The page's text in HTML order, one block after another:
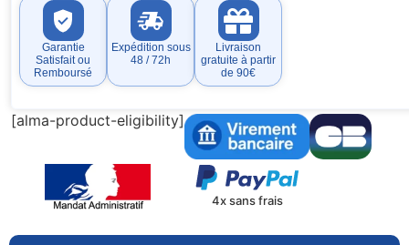
Garantie
Satisfait ou
Remboursé
Expédition sous
48 / 72h
Livraison
gratuite à partir
de 90€
[alma-product-eligibility]
4x sans frais